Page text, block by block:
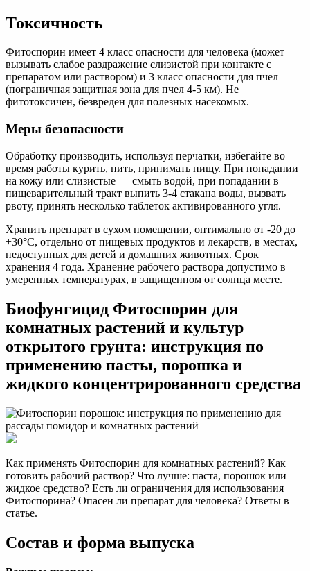
Токсичность
Фитоспорин имеет 4 класс опасности для человека (может
вызывать слабое раздражение слизистой при контакте с
препаратом или раствором) и 3 класс опасности для пчел
(пограничная защитная зона для пчел 4-5 км). Не
фитотоксичен, безвреден для полезных насекомых.
Меры безопасности
Обработку производить, используя перчатки, избегайте во
время работы курить, пить, принимать пищу. При попадании
на кожу или слизистые — смыть водой, при попадании в
пищеварительный тракт выпить 3-4 стакана воды, вызвать
рвоту, принять несколько таблеток активированного угля.
Хранить препарат в сухом помещении, оптимально от -20 до
+30°С, отдельно от пищевых продуктов и лекарств, в местах,
недоступных для детей и домашних животных. Срок
хранения 4 года. Хранение рабочего раствора допустимо в
умеренных температурах, в защищенном от солнца месте.
Биофунгицид Фитоспорин для
комнатных растений и культур
открытого грунта: инструкция по
применению пасты, порошка и
жидкого концентрированного средства
Как применять Фитоспорин для комнатных растений? Как
готовить рабочий раствор? Что лучше: паста, порошок или
жидкое средство? Есть ли ограничения для использования
Фитоспорина? Опасен ли препарат для человека? Ответы в
статье.
Состав и форма выпуска